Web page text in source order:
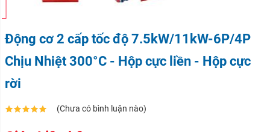
Động cơ 2 cấp tốc độ 7.5kW/11kW-6P/4P
Chịu Nhiệt 300°C - Hộp cực liền - Hộp cực
rời
(Chưa có bình luận nào)